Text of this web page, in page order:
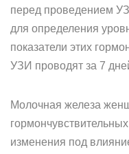
перед проведением
для определения
показатели этих
УЗИ проводят за 7
Молочная железа
изменения под